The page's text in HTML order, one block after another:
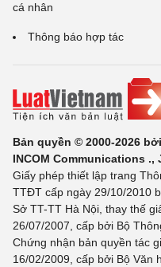
cá nhân
Thông báo hợp tác
Bản quyền © 2000-2026
INCOM Communications .,
Giấy phép thiết lập trang
TTĐT cấp ngày 29/10/2010
Sở TT-TT Hà Nội, thay thế
26/07/2007, cấp bởi Bộ
Chứng nhận bản quyền tác
16/02/2009, cấp bởi Bộ Văn